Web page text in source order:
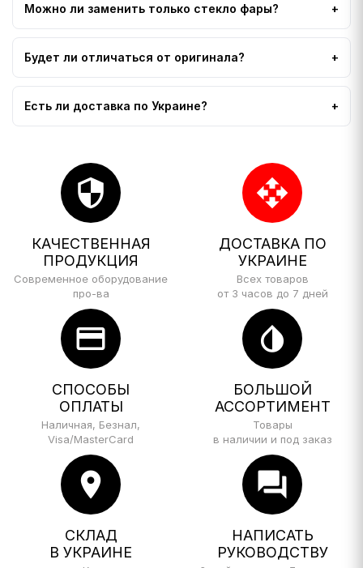
Можно ли заменить только стекло фары?
Будет ли отличаться от оригинала?
Есть ли доставка по Украине?
security
КАЧЕСТВЕННАЯ
ПРОДУКЦИЯ
Современное оборудование
про-ва
open_with
ДОСТАВКА ПО
УКРАИНЕ
Всех товаров
от 3 часов до 7 дней
credit_card
СПОСОБЫ
ОПЛАТЫ
Наличная, Безнал,
Visa/MasterCard
invert_colors
БОЛЬШОЙ
АССОРТИМЕНТ
Товары
в наличии и под заказ
location_on
СКЛАД
В УКРАИНЕ
forum
НАПИСАТЬ
РУКОВОДСТВУ